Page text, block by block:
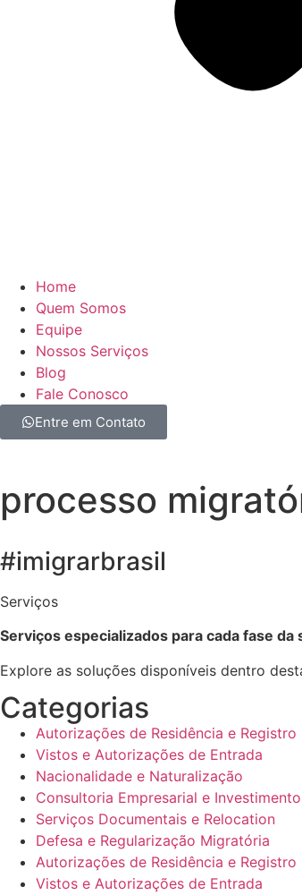
Home
Quem Somos
Equipe
Nossos Serviços
Blog
Fale Conosco
Entre em Contato
processo
#imigrarbrasil
Serviços
Serviços especializados para cada fase
Explore as soluções disponíveis dentro
Categorias
Autorizações de Residência e Registro
Vistos e Autorizações de Entrada
Nacionalidade e Naturalização
Consultoria Empresarial e
Serviços Documentais e Relocation
Defesa e Regularização Migratória
Autorizações de Residência e Registro
Vistos e Autorizações de Entrada